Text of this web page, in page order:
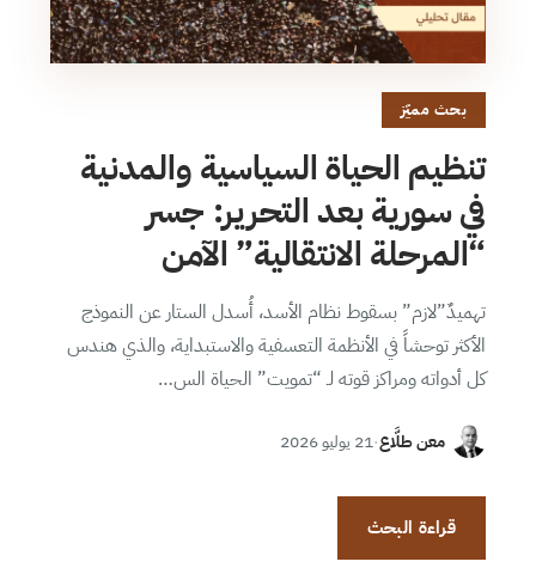
بحث مميّز
تنظيم الحياة السياسية والمدنية
في سورية بعد التحرير: جسر
“المرحلة الانتقالية” الآمن
تهميدٌ”لازم” بسقوط نظام الأسد، أُسدل الستار عن النموذج
الأكثر توحشاً في الأنظمة التعسفية والاستبداية، والذي هندس
كل أدواته ومراكز قوته لـ “تمويت” الحياة الس…
معن طلَّاع·21 يوليو 2026
قراءة البحث